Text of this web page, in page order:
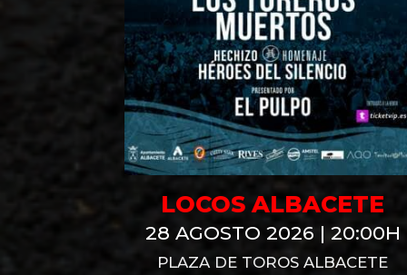
LOCOS ALBACETE
28 AGOSTO 2026 | 20:00H
PLAZA DE TOROS ALBACETE